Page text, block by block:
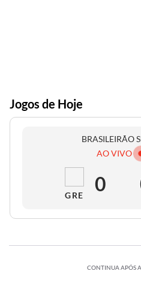
Jogos de Hoje
BRASILEIRÃO
AO VIVO
GRE 0
CONTINUA APÓS